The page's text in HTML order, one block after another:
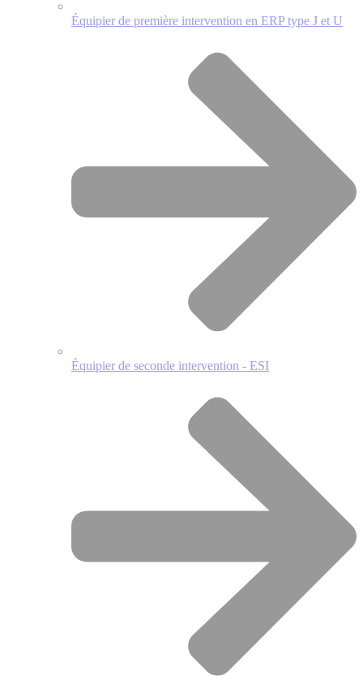
Équipier de première intervention en ERP type J et U
Équipier de seconde intervention - ESI